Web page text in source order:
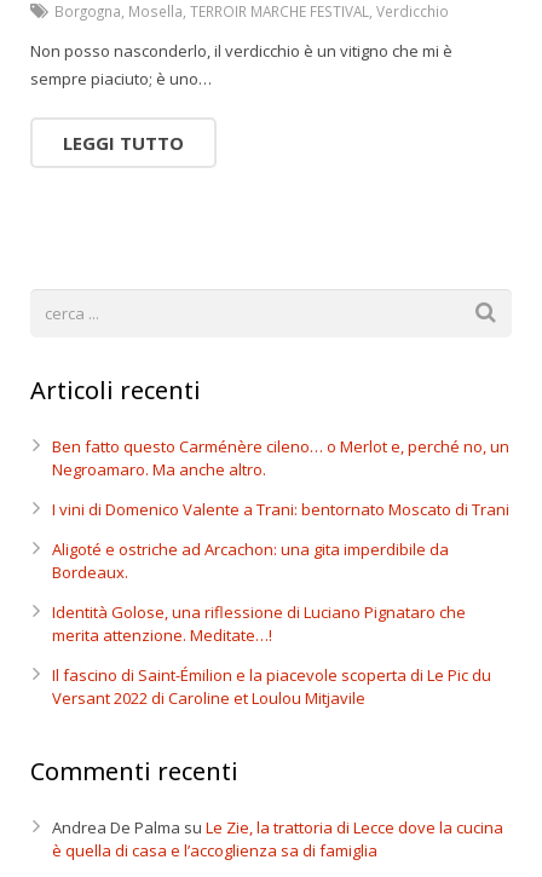
Borgogna Mosella TERROIR MARCHE FESTIVAL Verdicchio
Non posso nasconderlo, il verdicchio è un vitigno che mi è
sempre piaciuto; è uno…
LEGGI TUTTO
Articoli recenti
Ben fatto questo Carménère cileno… o Merlot e, perché no, un
Negroamaro. Ma anche altro.
I vini di Domenico Valente a Trani: bentornato Moscato di Trani
Aligoté e ostriche ad Arcachon: una gita imperdibile da
Bordeaux.
Identità Golose, una riflessione di Luciano Pignataro che
merita attenzione. Meditate…!
Il fascino di Saint-Émilion e la piacevole scoperta di Le Pic du
Versant 2022 di Caroline et Loulou Mitjavile
Commenti recenti
Andrea De Palma su Le Zie, la trattoria di Lecce dove la cucina
è quella di casa e l’accoglienza sa di famiglia